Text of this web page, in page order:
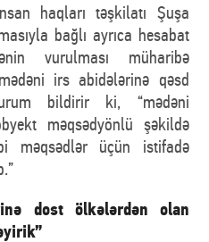
haqları təşkilatı Şuşa
bağlı ayrıca hesabat
vurulması müharibə
irs abidələrinə qəsd
bildirir ki, “mədəni
məqsədyönlü şəkildə
məqsədlər üçün istifadə
dost ölkələrdən olan